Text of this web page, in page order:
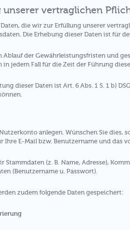
unserer vertraglichen
die wir zur Erfüllung unserer
Die Erhebung dieser Daten ist für
Ablauf der Gewährleistungsfristen und
jedem Fall für die Zeit der Führung
dieser Daten ist Art. 6 Abs. 1 S. 1 b)
anlegen. Wünschen Sie
Ihre E-Mail bzw. Benutzername und das
(z. B. Name, Adresse),
(Benutzername u. Passwort).
zudem folgende Daten gespeichert: